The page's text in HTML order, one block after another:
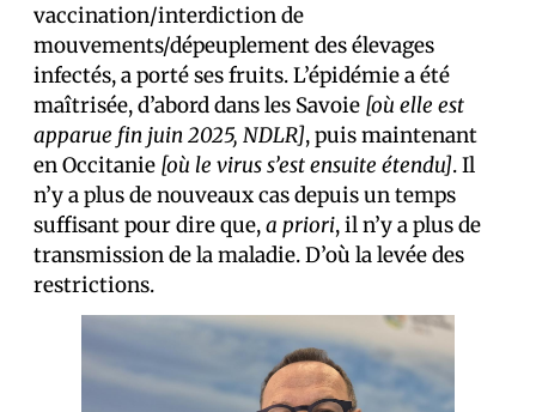
vaccination/interdiction de
mouvements/dépeuplement des élevages
infectés, a porté ses fruits. L’épidémie a été
maîtrisée, d’abord dans les Savoie [où elle est
apparue fin juin 2025, NDLR], puis maintenant
en Occitanie [où le virus s’est ensuite étendu]. Il
n’y a plus de nouveaux cas depuis un temps
suffisant pour dire que,a priori, il n’y a plus de
transmission de la maladie. D’où la levée des
restrictions.